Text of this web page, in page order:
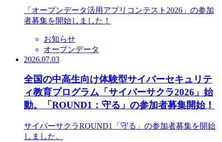
「オープンデータ活用アプリコンテスト2026」の参加
者募集を開始しました！
お知らせ
オープンデータ
2026.07.03
全国の中高生向け体験型サイバーセキュリテ
ィ教育プログラム「サイバーサクラ2026」始
動。「ROUND1：守る」の参加者募集開始！
サイバーサクラROUND1「守る」の参加者募集を開始
しました。